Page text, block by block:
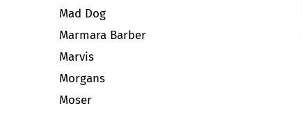
Mad Dog
Marmara Barber
Marvis
Morgans
Moser